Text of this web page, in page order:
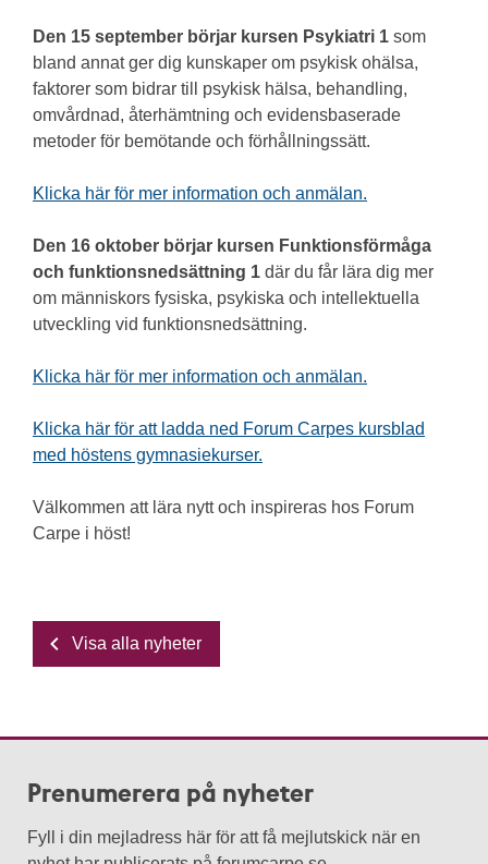
Den 15 september börjar kursen Psykiatri 1 som
bland annat ger dig kunskaper om psykisk ohälsa,
faktorer som bidrar till psykisk hälsa, behandling,
omvårdnad, återhämtning och evidensbaserade
metoder för bemötande och förhållningssätt.
Klicka här för mer information och anmälan.
Den 16 oktober börjar kursen Funktionsförmåga
och funktionsnedsättning 1 där du får lära dig mer
om människors fysiska, psykiska och intellektuella
utveckling vid funktionsnedsättning.
Klicka här för mer information och anmälan.
Klicka här för att ladda ned Forum Carpes kursblad
med höstens gymnasiekurser.
Välkommen att lära nytt och inspireras hos Forum
Carpe i höst!
Visa alla nyheter
Prenumerera på nyheter
Fyll i din mejladress här för att få mejlutskick när en